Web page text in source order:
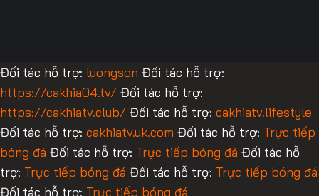
Đối tác hỗ trợ: luongson Đối tác hỗ trợ:
https://cakhia04.tv/ Đối tác hỗ trợ:
https://cakhiatv.club/ Đối tác hỗ trợ: cakhiatv.lifestyle
Đối tác hỗ trợ: cakhiatv.uk.com Đối tác hỗ trợ: Trực tiếp
bóng đá Đối tác hỗ trợ: Trực tiếp bóng đá Đối tác hỗ
trợ: Trực tiếp bóng đá Đối tác hỗ trợ: Trực tiếp bóng đá
Đối tác hỗ trợ: Trực tiếp bóng đá